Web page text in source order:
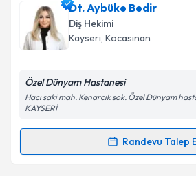
Uzm. Dt. Cihan Hasçizmeci
talebi oluşturun. Size bu uzmandan
için bir takvim hazırlandığında e-
bilgilendireceğiz.
Kişisel verilerimin işlenmesine
Metni'ni okudum ve kişisel
Dt. Aybüke Bedir
Diş Hekimi
Kayseri, Kocasinan
Özel Dünyam Hastanesi
Hacı saki mah. Kenarcık sok. Özel Dünyam
KAYSERİ
Randevu Talep
Randevu Takvimi Talebi